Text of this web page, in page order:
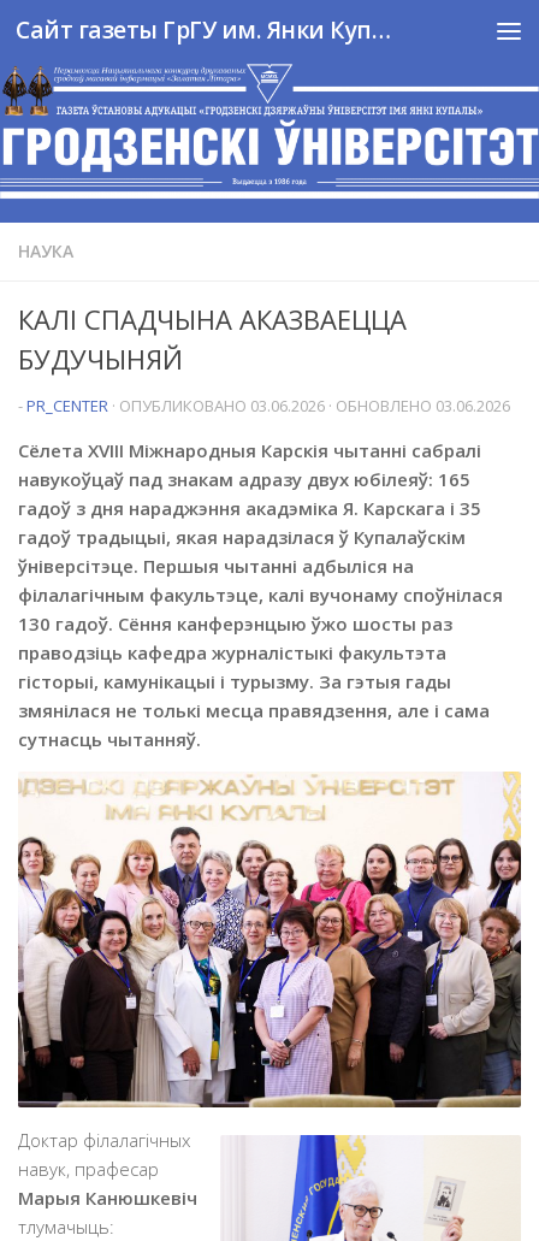
Перейти к содержимому Сайт газеты ГрГУ им. Янки Купалы
НАУКА
КАЛІ СПАДЧЫНА АКАЗВАЕЦЦА
БУДУЧЫНЯЙ
-PR_CENTER · ОПУБЛИКОВАНО 03.06.2026 · ОБНОВЛЕНО 03.06.2026
Сёлета XVIII Міжнародныя Карскія чытанні сабралі
навукоўцаў пад знакам адразу двух юбілеяў: 165
гадоў з дня нараджэння акадэміка Я. Карскага і 35
гадоў традыцыі, якая нарадзілася ў Купалаўскім
ўніверсітэце. Першыя чытанні адбыліся на
філалагічным факультэце, калі вучонаму споўнілася
130 гадоў. Сёння канферэнцыю ўжо шосты раз
праводзіць кафедра журналістыкі факультэта
гісторыі, камунікацыі і турызму. За гэтыя гады
змянілася не толькі месца правядзення, але і сама
сутнасць чытанняў.
Доктар філалагічных
навук, прафесар
Марыя Канюшкевіч
тлумачыць: